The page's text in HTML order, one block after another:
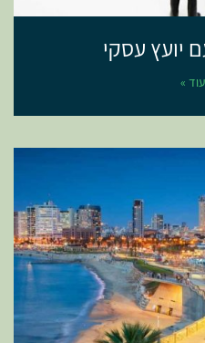
יועץ עסקי
»